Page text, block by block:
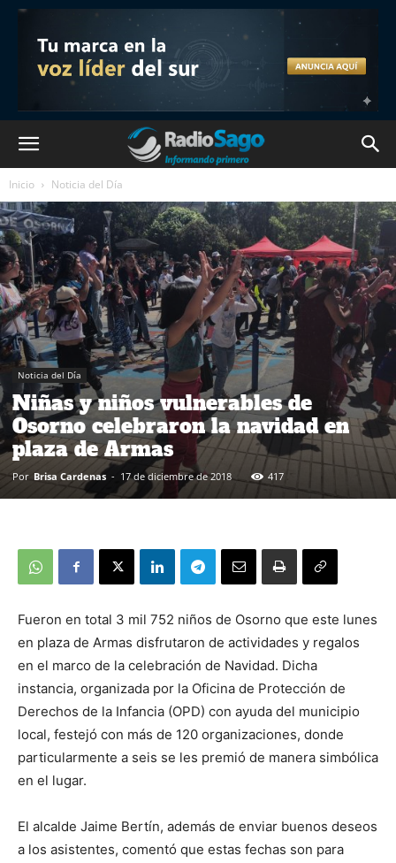
Inicio Noticia del Día
Noticia del Día
Niñas y niños vulnerables de
Osorno celebraron la navidad en
plaza de Armas
Por Brisa Cardenas - 17 de diciembre de 2018 417
Fueron en total 3 mil 752 niños de Osorno que este lunes
en plaza de Armas disfrutaron de actividades y regalos
en el marco de la celebración de Navidad. Dicha
instancia, organizada por la Oficina de Protección de
Derechos de la Infancia (OPD) con ayuda del municipio
local, festejó con más de 120 organizaciones, donde
particularmente a seis se les premió de manera simbólica
en el lugar.
El alcalde Jaime Bertín, además de enviar buenos deseos
a los asistentes, comentó que estas fechas son para